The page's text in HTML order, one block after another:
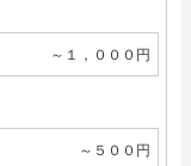
～１，０００円
～５００円